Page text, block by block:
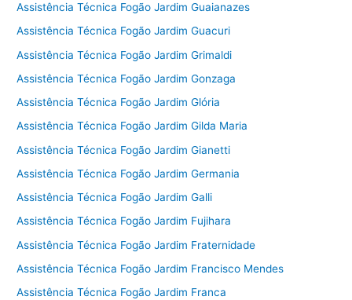
Assistência Técnica Fogão Jardim Guaianazes
Assistência Técnica Fogão Jardim Guacuri
Assistência Técnica Fogão Jardim Grimaldi
Assistência Técnica Fogão Jardim Gonzaga
Assistência Técnica Fogão Jardim Glória
Assistência Técnica Fogão Jardim Gilda Maria
Assistência Técnica Fogão Jardim Gianetti
Assistência Técnica Fogão Jardim Germania
Assistência Técnica Fogão Jardim Galli
Assistência Técnica Fogão Jardim Fujihara
Assistência Técnica Fogão Jardim Fraternidade
Assistência Técnica Fogão Jardim Francisco Mendes
Assistência Técnica Fogão Jardim Franca